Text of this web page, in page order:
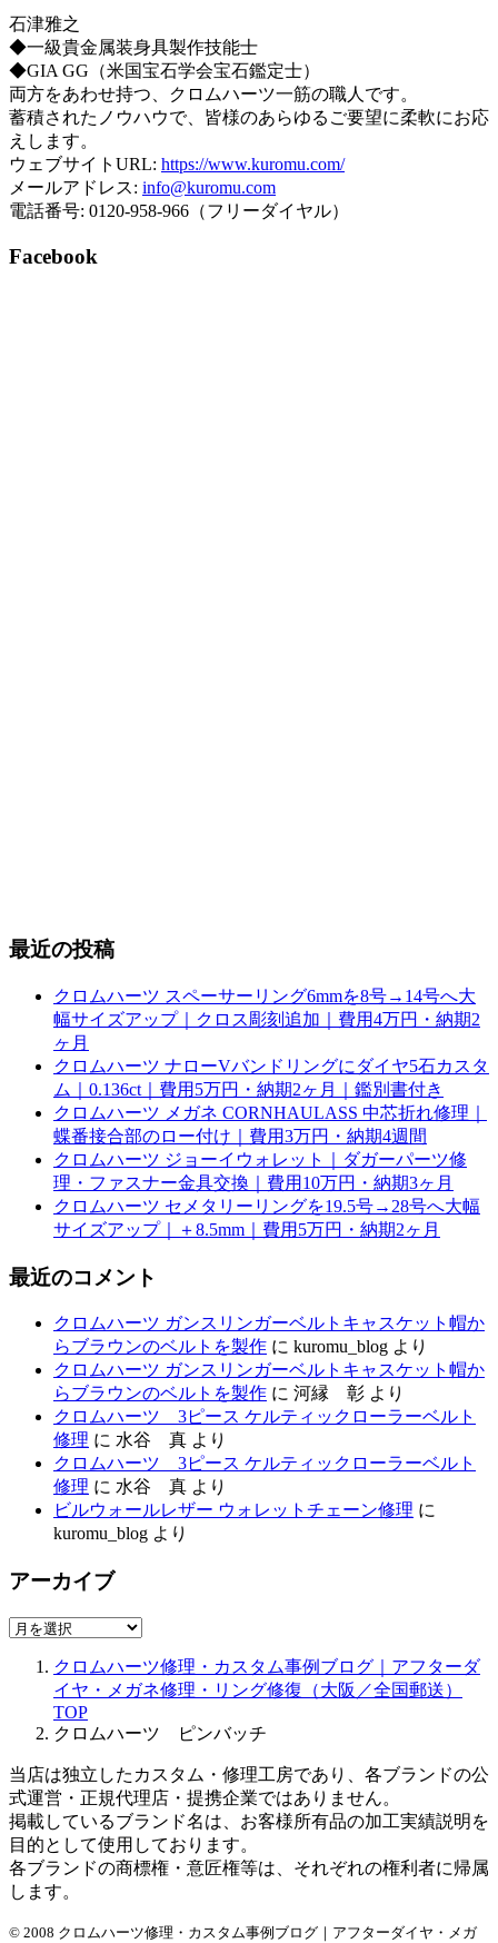
石津雅之
◆一級貴金属装身具製作技能士
◆GIA GG（米国宝石学会宝石鑑定士）
両方をあわせ持つ、クロムハーツ一筋の職人です。
蓄積されたノウハウで、皆様のあらゆるご要望に柔軟にお応
えします。
ウェブサイトURL: https://www.kuromu.com/
メールアドレス: info@kuromu.com
電話番号: 0120-958-966（フリーダイヤル）
Facebook
最近の投稿
クロムハーツ スペーサーリング6mmを8号→14号へ大
幅サイズアップ｜クロス彫刻追加｜費用4万円・納期2
ヶ月
クロムハーツ ナローVバンドリングにダイヤ5石カスタ
ム｜0.136ct｜費用5万円・納期2ヶ月｜鑑別書付き
クロムハーツ メガネ CORNHAULASS 中芯折れ修理｜
蝶番接合部のロー付け｜費用3万円・納期4週間
クロムハーツ ジョーイウォレット｜ダガーパーツ修
理・ファスナー金具交換｜費用10万円・納期3ヶ月
クロムハーツ セメタリーリングを19.5号→28号へ大幅
サイズアップ｜＋8.5mm｜費用5万円・納期2ヶ月
最近のコメント
クロムハーツ ガンスリンガーベルトキャスケット帽か
らブラウンのベルトを製作 に kuromu_blog より
クロムハーツ ガンスリンガーベルトキャスケット帽か
らブラウンのベルトを製作 に 河縁 彰 より
クロムハーツ 3ピース ケルティックローラーベルト
修理 に 水谷 真 より
クロムハーツ 3ピース ケルティックローラーベルト
修理 に 水谷 真 より
ビルウォールレザー ウォレットチェーン修理 に
kuromu_blog より
アーカイブ
ア
クロムハーツ修理・カスタム事例ブログ｜アフターダ
イヤ・メガネ修理・リング修復（大阪／全国郵送）
TOP
クロムハーツ ピンバッチ
当店は独立したカスタム・修理工房であり、各ブランドの公
式運営・正規代理店・提携企業ではありません。
掲載しているブランド名は、お客様所有品の加工実績説明を
目的として使用しております。
各ブランドの商標権・意匠権等は、それぞれの権利者に帰属
します。
© 2008 クロムハーツ修理・カスタム事例ブログ｜アフターダイヤ・メガ